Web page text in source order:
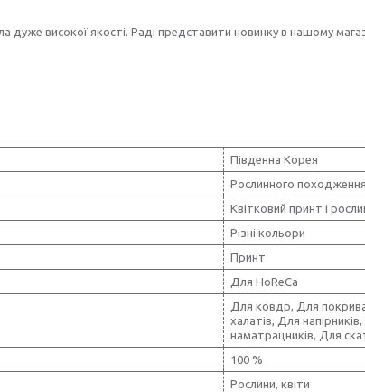
дуже високої якості. Раді представити новинку в нашому
Південна Корея
Рослинного походження
Квітковий принт і
Різні кольори
Принт
Для HoReCa
Для ковдр, Для
халатів, Для
наматрацників, Для
100 %
Рослини, квіти